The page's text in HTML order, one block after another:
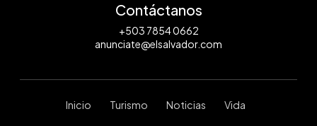
Contáctanos
+503 7854 0662
anunciate@elsalvador.com
Inicio Turismo Noticias Vida